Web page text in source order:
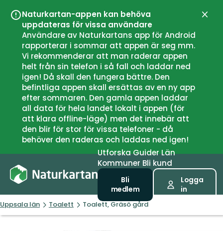
Naturkartan-appen kan behöva
uppdateras för vissa användare
Användare av Naturkartans app för Android
rapporterar i sommar att appen är seg mm.
Vi rekommenderar att man raderar appen
helt från sin telefon i så fall och laddar ned
igen! Då skall den fungera bättre. Den
befintliga appen skall ersättas av en ny app
efter sommaren. Den gamla appen laddar
all data för hela landet lokalt i appen (för
att klara offline-läge) men det innebär att
den blir för stor för vissa telefoner - då
behöver den raderas och laddas ned igen!
UtforskaGuiderLän
Kommuner Bli kund
Bli
medlem
Logga
in
Uppsala län Toalett Toalett, Gräsö gård